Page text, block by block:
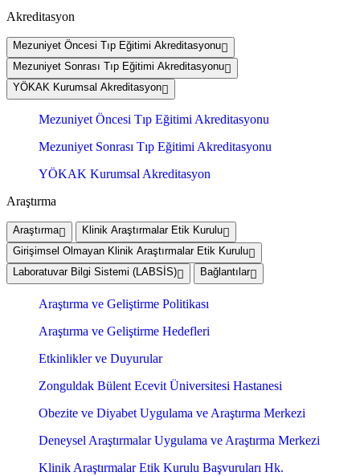
Akreditasyon
Mezuniyet Öncesi Tıp Eğitimi Akreditasyonu
Mezuniyet Sonrası Tıp Eğitimi Akreditasyonu
YÖKAK Kurumsal Akreditasyon
Mezuniyet Öncesi Tıp Eğitimi Akreditasyonu
Mezuniyet Sonrası Tıp Eğitimi Akreditasyonu
YÖKAK Kurumsal Akreditasyon
Araştırma
Araştırma
Klinik Araştırmalar Etik Kurulu
Girişimsel Olmayan Klinik Araştırmalar Etik Kurulu
Laboratuvar Bilgi Sistemi (LABSİS)
Bağlantılar
Araştırma ve Geliştirme Politikası
Araştırma ve Geliştirme Hedefleri
Etkinlikler ve Duyurular
Zonguldak Bülent Ecevit Üniversitesi Hastanesi
Obezite ve Diyabet Uygulama ve Araştırma Merkezi
Deneysel Araştırmalar Uygulama ve Araştırma Merkezi
Klinik Araştırmalar Etik Kurulu Başvuruları Hk.